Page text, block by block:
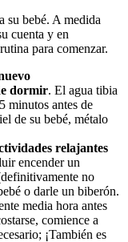
su bebé. A medida
cuenta y en
para comenzar.
dormir. El agua tibia
minutos antes de
de su bebé, métalo
relajantes
encender un
no
o darle un biberón.
media hora antes
comience a
¡También es